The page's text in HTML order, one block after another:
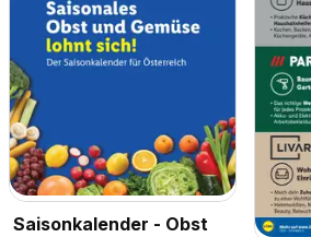
Saisonkalender - Obst